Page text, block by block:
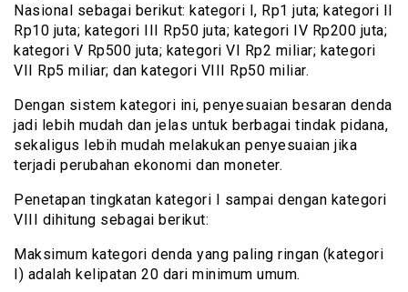
Nasional sebagai berikut: kategori I, Rp1 juta; kategori II
Rp10 juta; kategori III Rp50 juta; kategori IV Rp200 juta;
kategori V Rp500 juta; kategori VI Rp2 miliar; kategori
VII Rp5 miliar; dan kategori VIII Rp50 miliar.
Dengan sistem kategori ini, penyesuaian besaran denda
jadi lebih mudah dan jelas untuk berbagai tindak pidana,
sekaligus lebih mudah melakukan penyesuaian jika
terjadi perubahan ekonomi dan moneter.
Penetapan tingkatan kategori I sampai dengan kategori
VIII dihitung sebagai berikut:
Maksimum kategori denda yang paling ringan (kategori
I) adalah kelipatan 20 dari minimum umum.